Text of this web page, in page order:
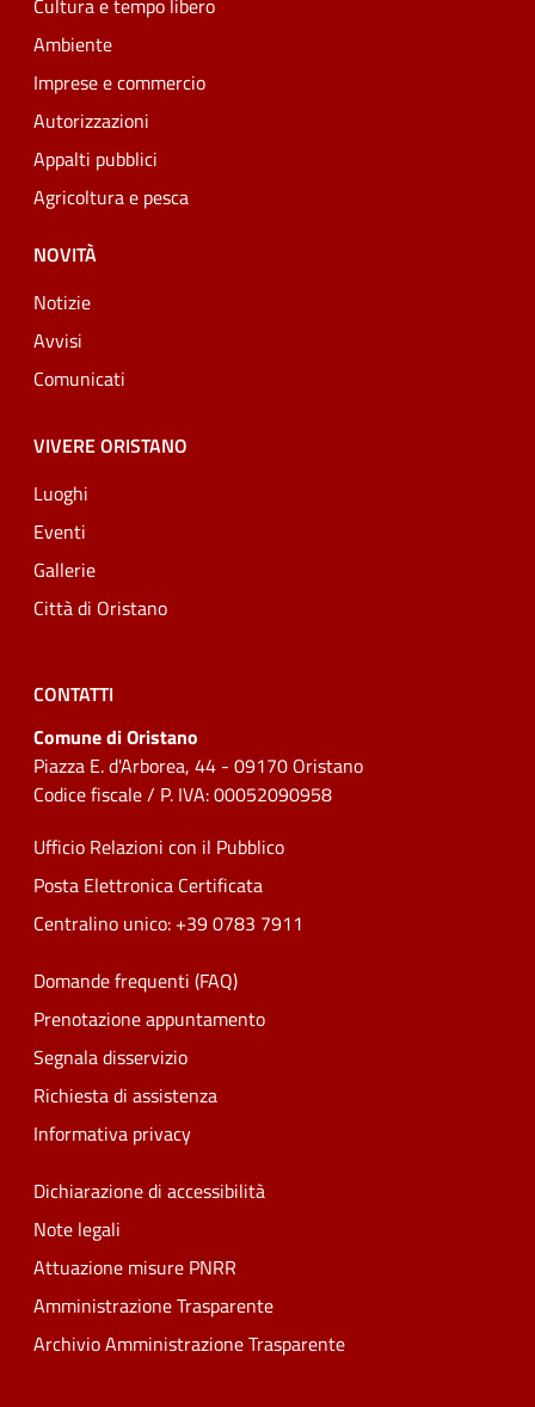
Cultura e tempo libero
Ambiente
Imprese e commercio
Autorizzazioni
Appalti pubblici
Agricoltura e pesca
NOVITÀ
Notizie
Avvisi
Comunicati
VIVERE ORISTANO
Luoghi
Eventi
Gallerie
Città di Oristano
CONTATTI
Comune di Oristano
Piazza E. d'Arborea, 44 - 09170 Oristano
Codice fiscale / P. IVA: 00052090958
Ufficio Relazioni con il Pubblico
Posta Elettronica Certificata
Centralino unico: +39 0783 7911
Domande frequenti (FAQ)
Prenotazione appuntamento
Segnala disservizio
Richiesta di assistenza
Informativa privacy
Dichiarazione di accessibilità
Note legali
Attuazione misure PNRR
Amministrazione Trasparente
Archivio Amministrazione Trasparente